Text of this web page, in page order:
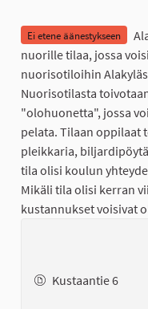
Ei etene äänestykseen
nuorille tilaa, jossa
nuorisotiloihin
Nuorisotilasta
"olohuonetta", jossa
pelata. Tilaan oppilaat
pleikkaria,
tila olisi koulun
Mikäli tila olisi kerran
kustannukset voisivat
Kustaantie 6